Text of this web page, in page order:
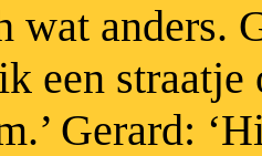
wat anders.
een
.’ Gerard: